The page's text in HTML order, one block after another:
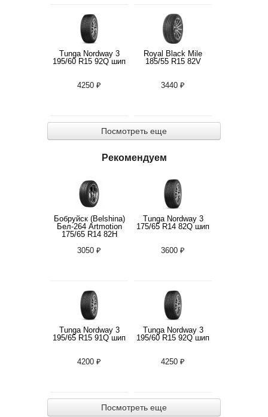
Tunga Nordway 3
195/60 R15 92Q шип
4250 ₽
Royal Black Mile
185/55 R15 82V
3440 ₽
Посмотреть еще
Рекомендуем
Бобруйск (Belshina)
Бел-264 Artmotion
175/65 R14 82H
3050 ₽
Tunga Nordway 3
175/65 R14 82Q шип
3600 ₽
Tunga Nordway 3
195/65 R15 91Q шип
4200 ₽
Tunga Nordway 3
195/60 R15 92Q шип
4250 ₽
Посмотреть еще